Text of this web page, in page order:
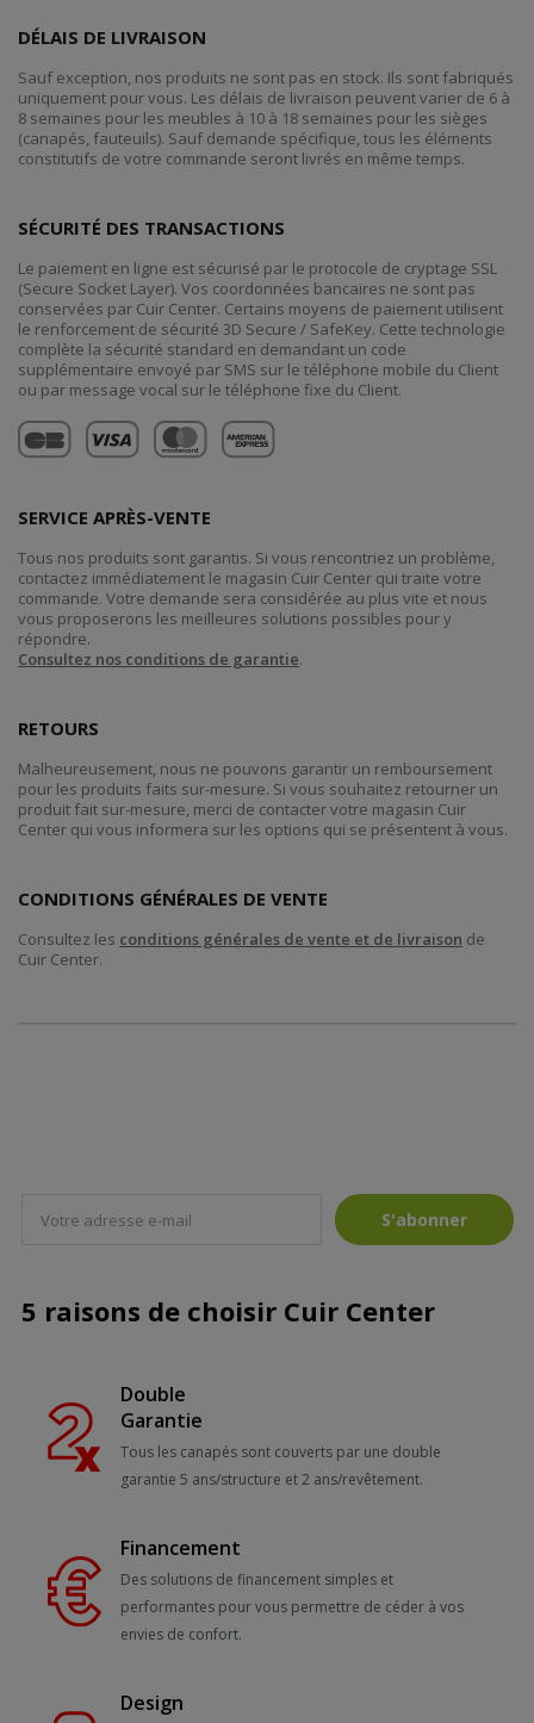
DÉLAIS DE LIVRAISON
Sauf exception, nos produits ne sont pas en stock. Ils sont fabriqués
uniquement pour vous. Les délais de livraison peuvent varier de 6 à
8 semaines pour les meubles à 10 à 18 semaines pour les sièges
(canapés, fauteuils). Sauf demande spécifique, tous les éléments
constitutifs de votre commande seront livrés en même temps.
SÉCURITÉ DES TRANSACTIONS
Le paiement en ligne est sécurisé par le protocole de cryptage SSL
(Secure Socket Layer). Vos coordonnées bancaires ne sont pas
conservées par Cuir Center. Certains moyens de paiement utilisent
le renforcement de sécurité 3D Secure / SafeKey. Cette technologie
complète la sécurité standard en demandant un code
supplémentaire envoyé par SMS sur le téléphone mobile du Client
ou par message vocal sur le téléphone fixe du Client.
SERVICE APRÈS-VENTE
Tous nos produits sont garantis. Si vous rencontriez un problème,
contactez immédiatement le magasin Cuir Center qui traite votre
commande. Votre demande sera considérée au plus vite et nous
vous proposerons les meilleures solutions possibles pour y
répondre.
Consultez nos conditions de garantie.
RETOURS
Malheureusement, nous ne pouvons garantir un remboursement
pour les produits faits sur-mesure. Si vous souhaitez retourner un
produit fait sur-mesure, merci de contacter votre magasin Cuir
Center qui vous informera sur les options qui se présentent à vous.
CONDITIONS GÉNÉRALES DE VENTE
Consultez les conditions générales de vente et de livraison de
Cuir Center.
S'abonner
5 raisons de choisir Cuir Center
Double
Garantie
Tous les canapés sont couverts par une double
garantie 5 ans/structure et 2 ans/revêtement.
Financement
Des solutions de financement simples et
performantes pour vous permettre de céder à vos
envies de confort.
Design